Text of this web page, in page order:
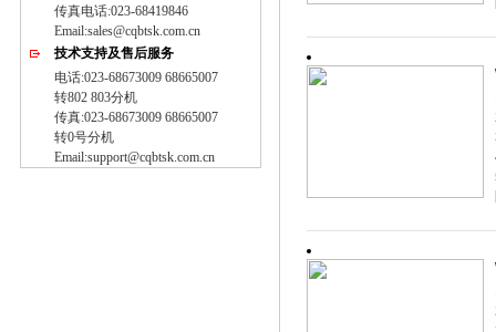
传真电话:023-68419846
Email:sales@cqbtsk.com.cn
技术支持及售后服务
电话:023-68673009 68665007
转802 803分机
传真:023-68673009 68665007
转0号分机
Email:support@cqbtsk.com.cn